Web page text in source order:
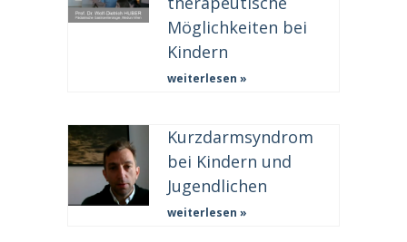
Möglichkeiten bei
Kindern
weiterlesen »
Kurzdarmsyndrom
bei Kindern und
Jugendlichen
weiterlesen »